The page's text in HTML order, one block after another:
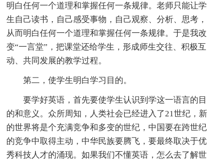
明白任何一个道理和掌握任何一条规律。老师只能让学
生自己读书，自己感受事物，自己观察、分析、思考，
从而明白任何一个道理和掌握任何一条规律。于是我改
变“一言堂”，把课堂还给学生，形成师生交往、积极互
动、共同发展的教学过程。
第二，使学生明白学习目的。
要学好英语，首先要使学生认识到学这一语言的目
的和意义。众所周知，人类社会已经进入了21世纪，新
的世界将是个充满竞争和多变的世纪，中国要在跨世纪
的竞争中取得主动，中华民族要腾飞，要最终取决于优
秀科技人才的涌现。如果我们不懂英语，怎么去了解世